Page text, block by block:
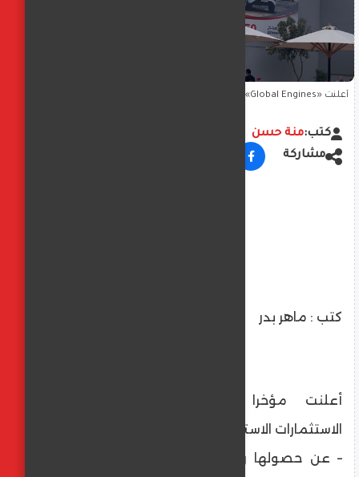
أعلنت «Global Engines» استحواذها على وكالة «دونج فينج» للسيارات
كتب:منة حسن
مشاركة
كتب : ماهر بدر
الاستثمارات الاستراتيجية لمجموعة بقشان مصر
– عن حصولها رسميًا على وكيل كبير لجميع